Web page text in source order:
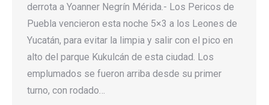
derrota a Yoanner Negrín Mérida.- Los Pericos de
Puebla vencieron esta noche 5×3 a los Leones de
Yucatán, para evitar la limpia y salir con el pico en
alto del parque Kukulcán de esta ciudad. Los
emplumados se fueron arriba desde su primer
turno, con rodado…